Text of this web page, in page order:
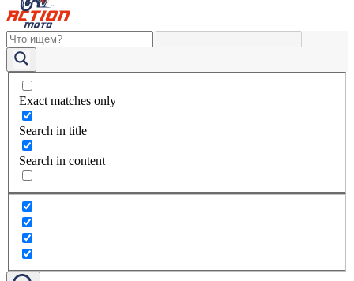
Exact matches only
Search in title
Search in content